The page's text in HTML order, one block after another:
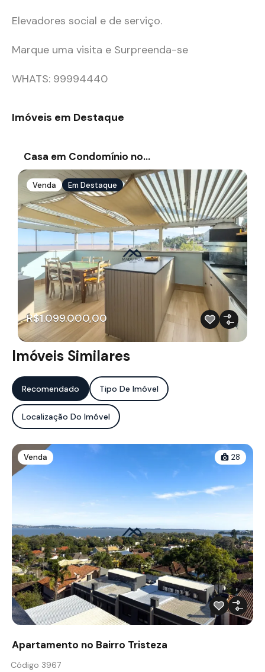
Elevadores social e de serviço.
Marque uma visita e Surpreenda-se
WHATS: 99994440
Imóveis em Destaque
Casa em Condomínio no…
Venda Em Destaque
R$1.099.000,00
Imóveis Similares
Recomendado Tipo De Imóvel
Localização Do Imóvel
Venda 28
Apartamento no Bairro Tristeza
Código 3967